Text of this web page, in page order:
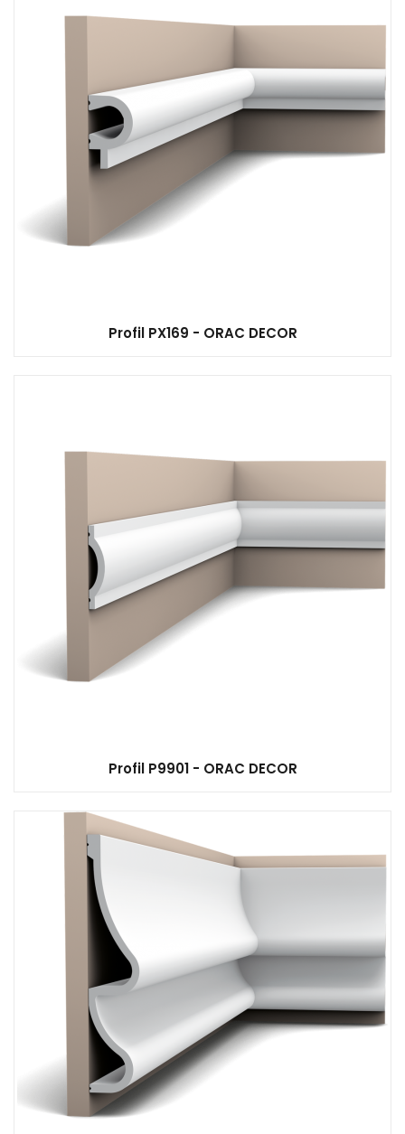
Profil PX169 - ORAC DECOR
Profil P9901 - ORAC DECOR